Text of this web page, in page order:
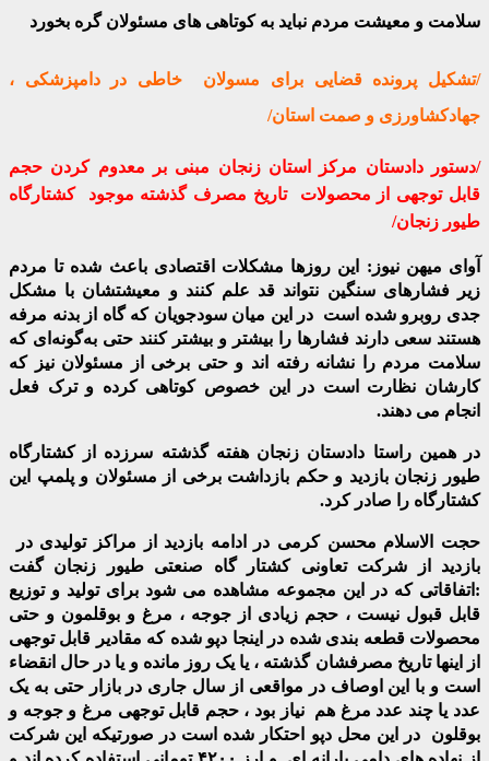
سلامت و معیشت مردم نباید به کوتاهی های مسئولان گره بخورد
/تشکیل پرونده قضایی برای مسولان خاطی در دامپزشکی ،
جهادکشاورزی و صمت استان/
/دستور دادستان مرکز استان زنجان مبنی بر معدوم کردن حجم
قابل توجهی از محصولات تاریخ مصرف گذشته موجود کشتارگاه
طیور زنجان/
آوای میهن نیوز: این روزها مشکلات اقتصادی باعث شده تا مردم
زیر فشارهای سنگین نتواند قد علم کنند و معیشتشان با مشکل
جدی روبرو شده است در این میان سودجویان که گاه از بدنه مرفه
هستند سعی دارند فشارها را بیشتر و بیشتر کنند حتی به‌گونه‌ای که
سلامت مردم را نشانه رفته اند و حتی برخی از مسئولان نیز که
کارشان نظارت است در این خصوص کوتاهی کرده و ترک فعل
انجام می دهند.
در همین راستا دادستان زنجان هفته گذشته سرزده از کشتارگاه
طیور زنجان بازدید و حکم بازداشت برخی از مسئولان و پلمپ این
کشتارگاه را صادر کرد.
حجت الاسلام محسن کرمی در ادامه بازدید از مراکز تولیدی در
بازدید از شرکت تعاونی کشتار گاه صنعتی طیور زنجان گفت
:اتفاقاتی که در این مجموعه مشاهده می شود برای تولید و توزیع
قابل قبول نیست ، حجم زیادی از جوجه ، مرغ و بوقلمون و حتی
محصولات قطعه بندی شده در اینجا دپو شده که مقادیر قابل توجهی
از اینها تاریخ مصرفشان گذشته ، یا یک روز مانده و یا در حال انقضاء
است و با این اوصاف در مواقعی از سال جاری در بازار حتی به یک
عدد یا چند عدد مرغ هم نیاز بود ، حجم قابل توجهی مرغ و جوجه و
بوقلون در این محل دپو احتکار شده است در صورتیکه این شرکت